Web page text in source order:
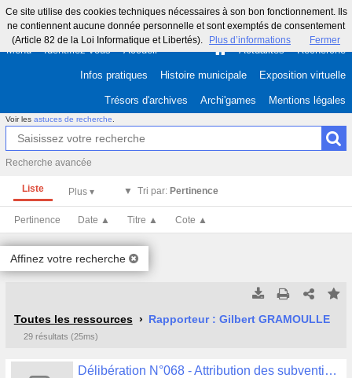
Ce site utilise des cookies techniques nécessaires à son bon fonctionnement. Ils
ne contiennent aucune donnée personnelle et sont exemptés de consentement
(Article 82 de la Loi Informatique et Libertés).
Plus d’informations Fermer
Menu Identifiez-vous Accueil Actualités Recherche
Infos pratiques Histoire municipale Exposition virtuelle
Trésors d'archives Archi'games Mentions légales
Voir les astuces de recherche
Recherche avancée
Liste Tri par: Pertinence
Pertinence Date ▲ Titre ▲ Cote ▲
Affinez votre recherche
Tous les résultats(Max 250)
Tous les résultats(Max 500)
Toutes les ressources Rapporteur : Gilbert GRAMOULLE
29 résultats (25ms)
Délibération N°068 - Attribution des subventions aux organisations syndicales pour l'année 2022